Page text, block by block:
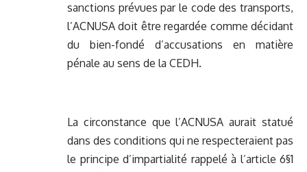
sanctions prévues par le code des transports,
l’ACNUSA doit être regardée comme décidant
du bien-fondé d’accusations en matière
pénale au sens de la CEDH.
La circonstance que l’ACNUSA aurait statué
dans des conditions qui ne respecteraient pas
le principe d’impartialité rappelé à l’article 6§1